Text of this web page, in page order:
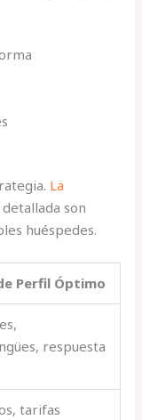
La
son
huéspedes.
Perfil Óptimo
respuesta
tarifas